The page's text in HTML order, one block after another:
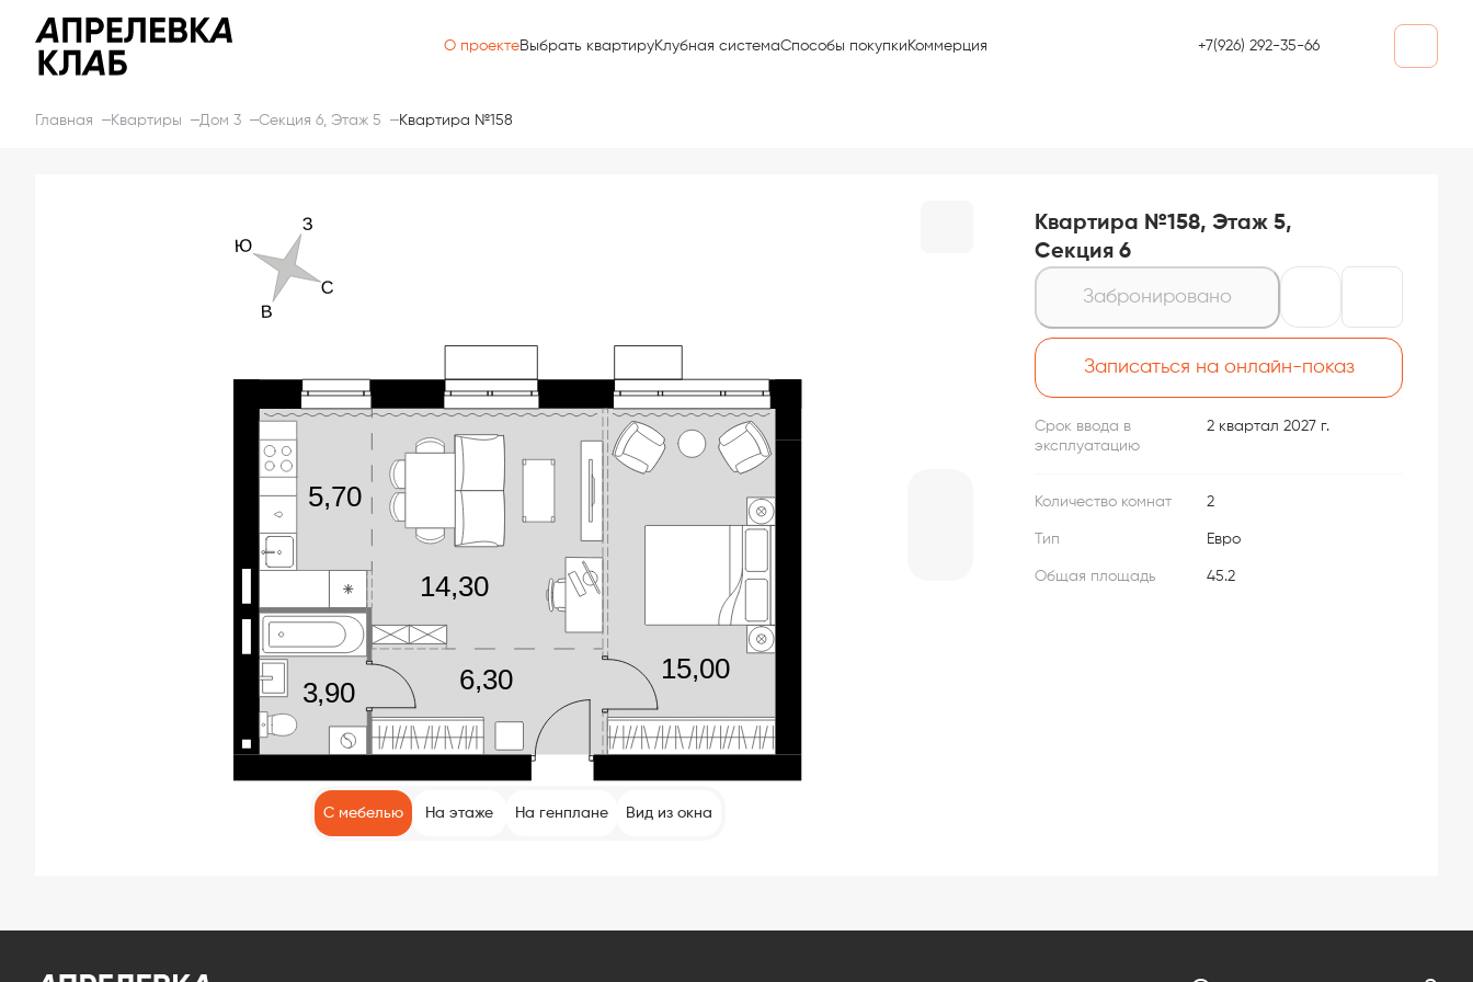
О проектеВыбрать квартируКлубная системаСпособы покупки Коммерция +7(926) 292-35-66
Главная Квартиры Дом 3 Секция 6, Этаж 5 Квартира №158
С мебелью На этаже На генплане Вид из окна
Квартира №158, Этаж 5,
Секция 6
Забронировано
Записаться на онлайн-показ
Срок ввода в
эксплуатацию
2 квартал 2027 г.
Количество комнат 2
Тип Евро
Общая площадь 45.2